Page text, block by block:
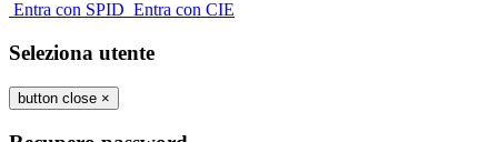
Entra con SPID Entra con CIE
Seleziona utente
button close ×